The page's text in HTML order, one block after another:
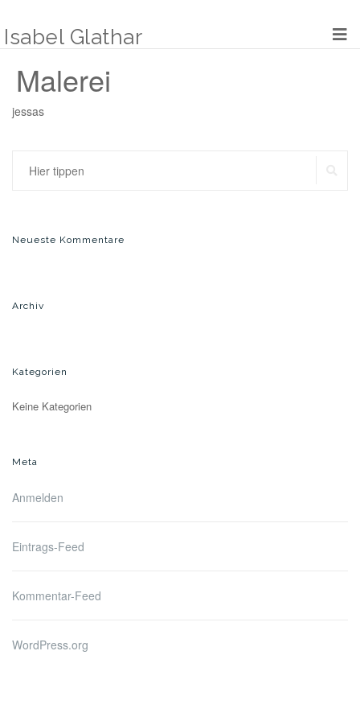
springen
Isabel Glathar
Malerei
jessas
Suchen
Neueste Kommentare
Archiv
Kategorien
Keine Kategorien
Meta
Anmelden
Eintrags-Feed
Kommentar-Feed
WordPress.org